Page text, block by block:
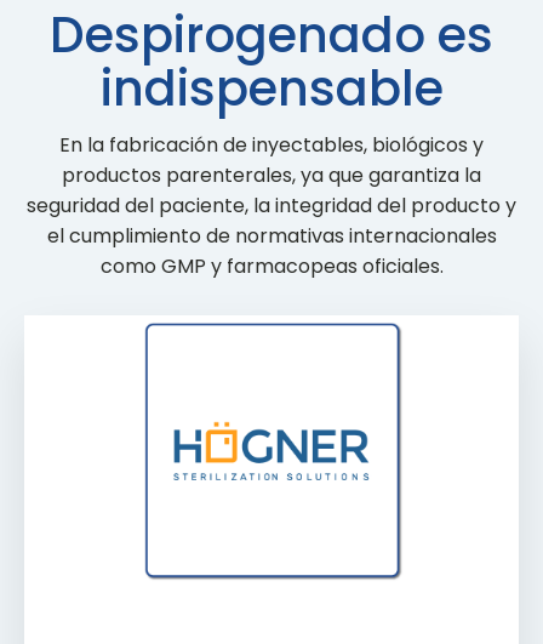
Despirogenado es
indispensable
En la fabricación de inyectables, biológicos y
productos parenterales, ya que garantiza la
seguridad del paciente, la integridad del producto y
el cumplimiento de normativas internacionales
como GMP y farmacopeas oficiales.